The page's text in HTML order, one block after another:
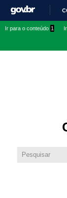
Ir para o conteúdo 1